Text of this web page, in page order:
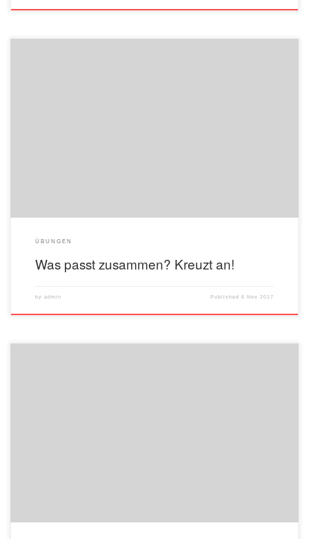
ÜBUNGEN
Was passt zusammen? Kreuzt an!
by admin Published6 Nov 2017